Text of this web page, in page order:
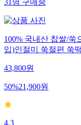
31명구매중
100% 국내산 찹쌀/쑥
입)인절미 쑥절편 쑥
43,800원
50%21,900원